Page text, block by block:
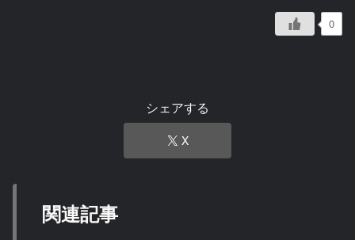
0
シェアする
X
関連記事